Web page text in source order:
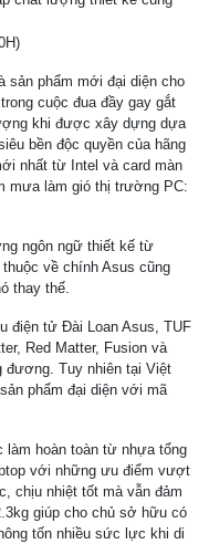
sản phẩm mới đại diện cho
cuộc đua đầy gay gắt
khi được xây dựng dựa
bền độc quyền của hãng
nhất từ Intel và card màn
mưa làm gió thị trường PC:
ngôn ngữ thiết kế từ
về chính Asus cũng
thay thế.
điện tử Đài Loan Asus, TUF
Red Matter, Fusion và
đương. Tuy nhiên tại Việt
phẩm đại diện với mã
làm hoàn toàn từ nhựa tổng
với những ưu điểm vượt
chịu nhiệt tốt mà vẫn đảm
giúp cho chủ sở hữu có
tốn nhiều sức lực khi di